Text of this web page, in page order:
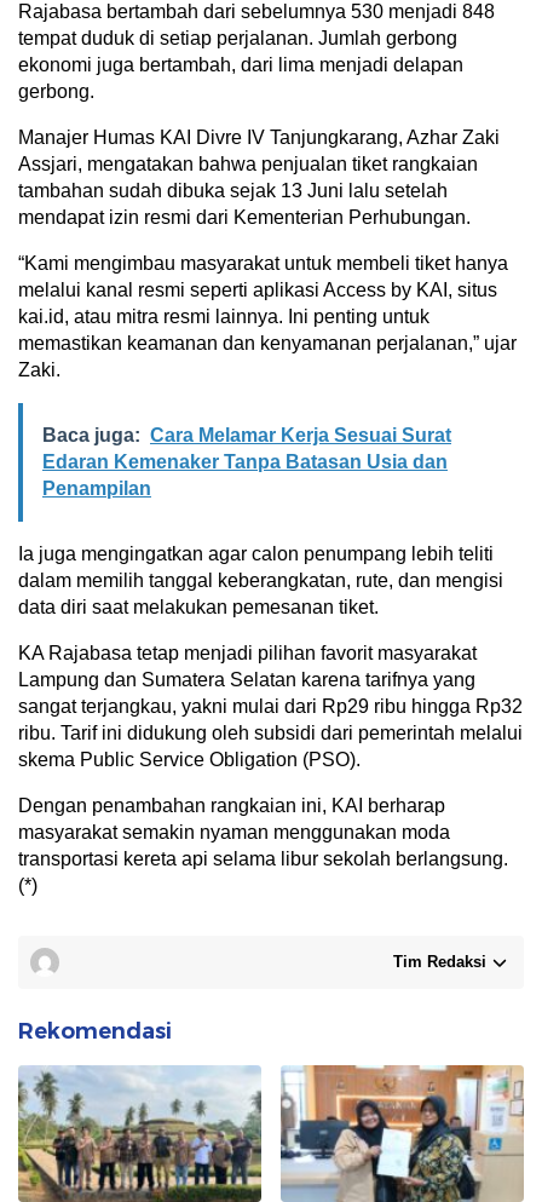
Rajabasa bertambah dari sebelumnya 530 menjadi 848
tempat duduk di setiap perjalanan. Jumlah gerbong
ekonomi juga bertambah, dari lima menjadi delapan
gerbong.
Manajer Humas KAI Divre IV Tanjungkarang, Azhar Zaki
Assjari, mengatakan bahwa penjualan tiket rangkaian
tambahan sudah dibuka sejak 13 Juni lalu setelah
mendapat izin resmi dari Kementerian Perhubungan.
“Kami mengimbau masyarakat untuk membeli tiket hanya
melalui kanal resmi seperti aplikasi Access by KAI, situs
kai.id, atau mitra resmi lainnya. Ini penting untuk
memastikan keamanan dan kenyamanan perjalanan,” ujar
Zaki.
Baca juga: Cara Melamar Kerja Sesuai Surat
Edaran Kemenaker Tanpa Batasan Usia dan
Penampilan
Ia juga mengingatkan agar calon penumpang lebih teliti
dalam memilih tanggal keberangkatan, rute, dan mengisi
data diri saat melakukan pemesanan tiket.
KA Rajabasa tetap menjadi pilihan favorit masyarakat
Lampung dan Sumatera Selatan karena tarifnya yang
sangat terjangkau, yakni mulai dari Rp29 ribu hingga Rp32
ribu. Tarif ini didukung oleh subsidi dari pemerintah melalui
skema Public Service Obligation (PSO).
Dengan penambahan rangkaian ini, KAI berharap
masyarakat semakin nyaman menggunakan moda
transportasi kereta api selama libur sekolah berlangsung.
(*)
Tim Redaksi
Rekomendasi